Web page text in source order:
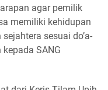
agar pemilik
memiliki kehidupan
sesuai do’a-
SANG